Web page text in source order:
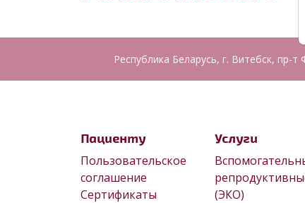
Республика Беларусь, г. Витебск, пр-т
Пациенту
Пользовательское
соглашение
Сертификаты
Услуги
(ЭКО)